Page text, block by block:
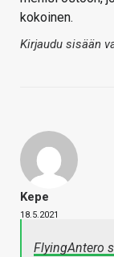
kokoinen.
Kirjaudu sisään
Kepe
18.5.2021
FlyingAntero